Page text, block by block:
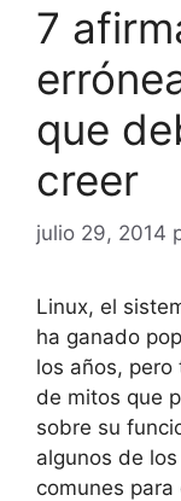
7
que
creer
julio 29, 2014
Linux, el
ha ganado
los años,
de mitos que
sobre su
algunos de
comunes